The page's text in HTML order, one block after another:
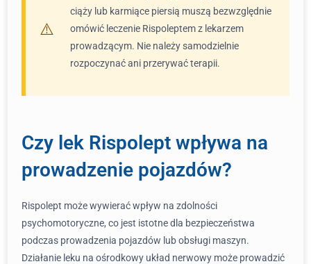
ciąży lub karmiące piersią muszą bezwzględnie
omówić leczenie Rispoleptem z lekarzem
prowadzącym. Nie należy samodzielnie
rozpoczynać ani przerywać terapii.
Czy lek Rispolept wpływa na
prowadzenie pojazdów?
Rispolept może wywierać wpływ na zdolności
psychomotoryczne, co jest istotne dla bezpieczeństwa
podczas prowadzenia pojazdów lub obsługi maszyn.
Działanie leku na ośrodkowy układ nerwowy może prowadzić